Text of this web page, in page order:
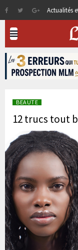
Actualités
BEAUTE
12 trucs tout